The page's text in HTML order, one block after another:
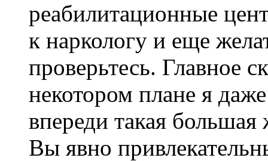
реабилитационные
к наркологу и еще
проверьтесь. Главное
некотором плане я
впереди такая большая
Вы явно